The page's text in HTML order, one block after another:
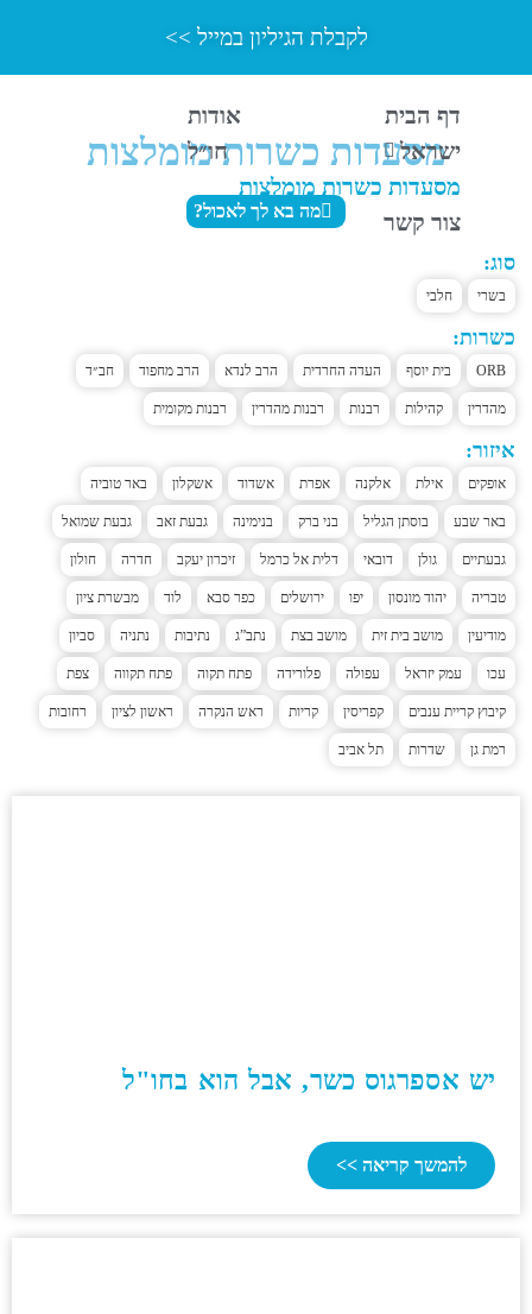
לקבלת הגיליון במייל >>
דף הבית
אודות
ישראל
חו״ל
מסעדות כשרות מומלצות
צור קשר
מסעדות כשרות מומלצות
מה בא לך לאכול?
סוג:
בשרי חלבי
כשרות:
ORB בית יוסף העדה החרדית הרב לנדא הרב מחפוד חב״ד
מהדרין קהילות רבנות רבנות מהדרין רבנות מקומית
איזור:
אופקים אילת אלקנה אפרת אשדוד אשקלון באר טוביה
באר שבע בוסתן הגליל בני ברק בנימינה גבעת זאב גבעת שמואל
גבעתיים גולן דובאי דלית אל כרמל זיכרון יעקב חדרה חולון
טבריה יהוד מונסון יפו ירושלים כפר סבא לוד מבשרת ציון
מודיעין מושב בית זית מושב בצת נתב”ג נתיבות נתניה סביון
עכו עמק יזראל עפולה פלורידה פתח תקוה פתח תקווה צפת
קיבוץ קריית ענבים קפריסין קריות ראש הנקרה ראשון לציון רחובות
רמת גן שדרות תל אביב
יש אספרגוס כשר, אבל הוא בחו"ל
להמשך קריאה >>